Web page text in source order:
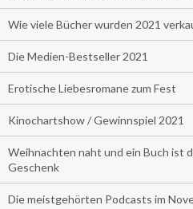
Wie viele Bücher wurden 2021
Die Medien-Bestseller 2021
Erotische Liebesromane zum Fest
Kinochartshow / Gewinnspiel 2021
Weihnachten naht und ein Buch ist
Geschenk
Die meistgehörten Podcasts im